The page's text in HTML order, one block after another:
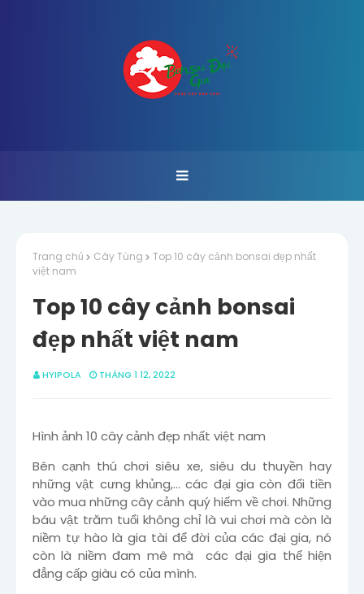
Trang chủ Cây Tùng
Top 10 cây cảnh bonsai đẹp nhất
việt nam
Top 10 cây cảnh bonsai
đẹp nhất việt nam
HYIPOLA THÁNG 1 12, 2022
Hình ảnh 10 cây cảnh đẹp nhất việt nam
Bên cạnh thú chơi siêu xe, siêu du thuyền hay
những vật cưng khủng,… các đại gia còn đổi tiền
vào mua những cây cảnh quý hiếm về chơi. Những
báu vật trăm tuổi không chỉ là vui chơi mà còn là
niềm tự hào là gia tài để đời của các đại gia, nó
còn là niềm đam mê mà các đại gia thể hiện
đẳng cấp giàu có của mình.